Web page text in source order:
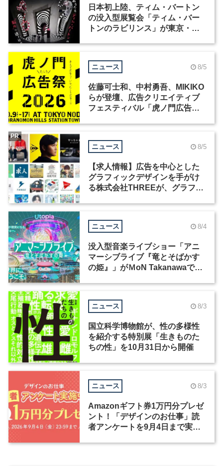
日本初上陸、ティム・バートン
の没入型展覧会「ティム・バー
トンのラビリンス」が東京・豊
ニュース 8/5
佐藤可士和、中村勇吾、MIKIKO
らが登壇、広告クリエイティブ
フェスティバル「虎ノ門広告
ニュース 8/5
【求人情報】広告を中心とした
グラフィックデザインを手がけ
る株式会社THREEが、グラフィ
PR
ニュース 8/4
没入型音楽ライブショー「アニ
マーシブライブ『竜とそばかす
の姫』」がＭoN Takanawaで開
ニュース 8/3
国立科学博物館が、性の多様性
を紹介する特別展「生きものた
ちの性」を10月31日から開催
ニュース 8/3
Amazonギフト券1万円分プレゼ
ント！「デザインのお仕事」読
者アンケートを9月4日まで実施